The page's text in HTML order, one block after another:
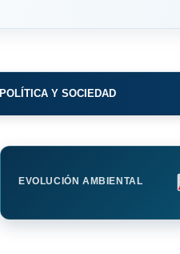
POLÍTICA Y SOCIEDAD
EVOLUCIÓN AMBIENTAL